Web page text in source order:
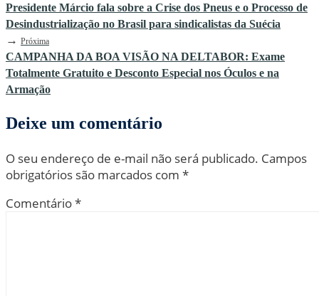
Presidente Márcio fala sobre a Crise dos Pneus e o Processo de
Desindustrialização no Brasil para sindicalistas da Suécia
→ Próxima
CAMPANHA DA BOA VISÃO NA DELTABOR: Exame
Totalmente Gratuito e Desconto Especial nos Óculos e na
Armação
Deixe um comentário
O seu endereço de e-mail não será publicado. Campos
obrigatórios são marcados com *
Comentário*